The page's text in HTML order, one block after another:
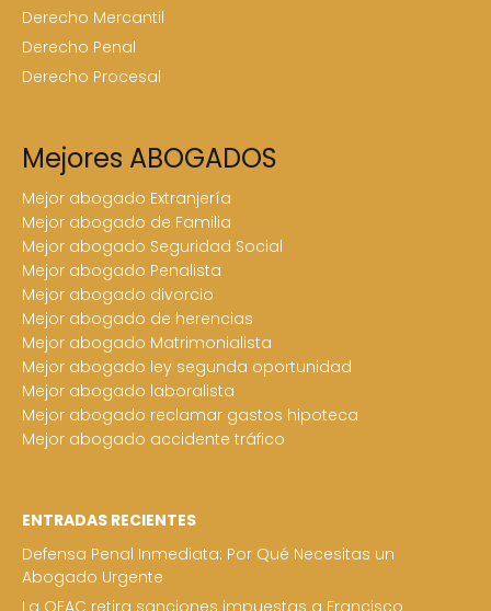
Derecho Mercantil
Derecho Penal
Derecho Procesal
Mejores ABOGADOS
Mejor abogado Extranjería
Mejor abogado de Familia
Mejor abogado Seguridad Social
Mejor abogado Penalista
Mejor abogado divorcio
Mejor abogado de herencias
Mejor abogado Matrimonialista
Mejor abogado ley segunda oportunidad
Mejor abogado laboralista
Mejor abogado reclamar gastos hipoteca
Mejor abogado accidente tráfico
ENTRADAS RECIENTES
Defensa Penal Inmediata: Por Qué Necesitas un
Abogado Urgente
La OFAC retira sanciones impuestas a Francisco